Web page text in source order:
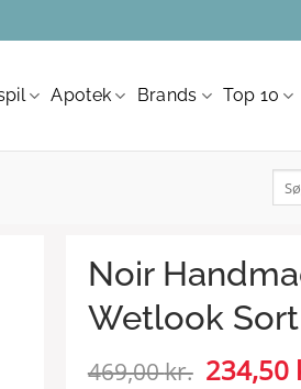
Apotek Brands Top 10
Noir
Wetlook Sort
469,00kr. Den
234,50